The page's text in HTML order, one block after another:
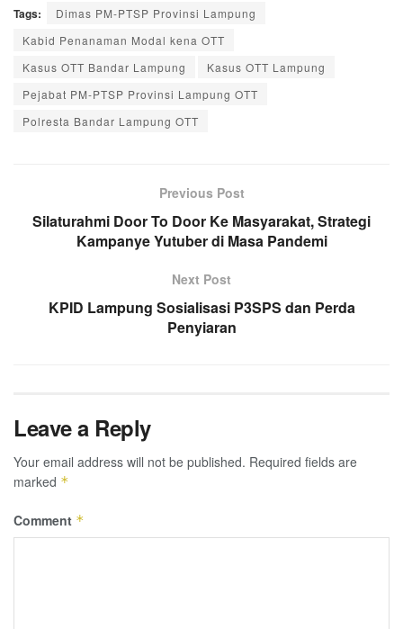
Tags:
Dimas PM-PTSP Provinsi Lampung
Kabid Penanaman Modal kena OTT
Kasus OTT Bandar Lampung
Kasus OTT Lampung
Pejabat PM-PTSP Provinsi Lampung OTT
Polresta Bandar Lampung OTT
Previous Post
Silaturahmi Door To Door Ke Masyarakat, Strategi
Kampanye Yutuber di Masa Pandemi
Next Post
KPID Lampung Sosialisasi P3SPS dan Perda
Penyiaran
Leave a Reply
Your email address will not be published. Required fields are
marked *
Comment *